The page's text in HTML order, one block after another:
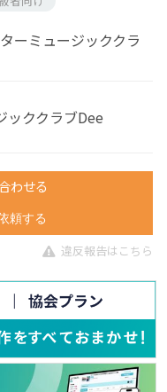
ーミュージッククラ
ッククラブDee
わせる
頼する
違反報告はこちら